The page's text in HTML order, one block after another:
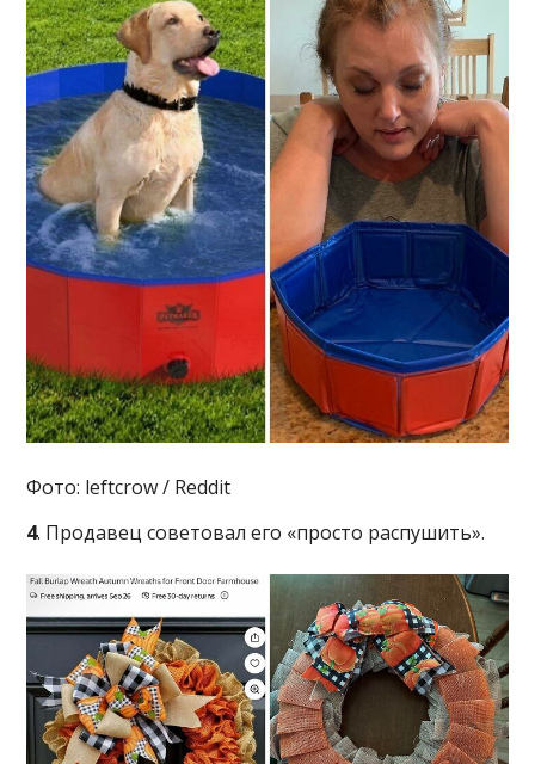
Фото: leftcrow / Reddit
4. Продавец советовал его «просто распушить».